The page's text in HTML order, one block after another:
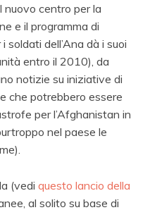
nuovo centro per la
e il programma di
dell’Ana dà i suoi
entro il 2010), da
notizie su iniziative di
che potrebbero essere
per l’Afghanistan in
nel paese le
(vedi questo lancio della
al solito su base di